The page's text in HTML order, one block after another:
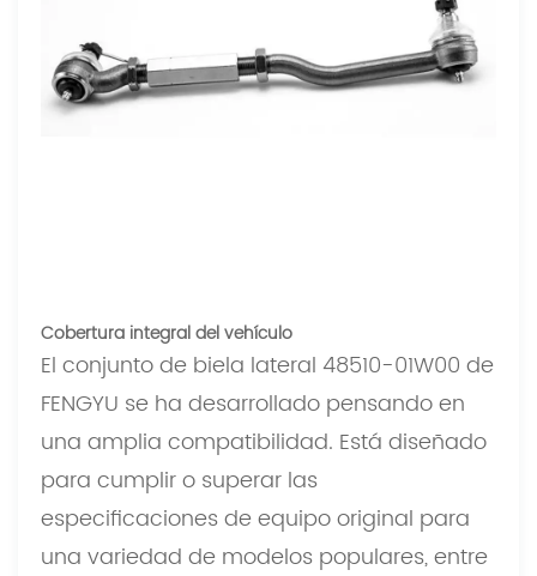
Cobertura integral del vehículo
El conjunto de biela lateral 48510-01W00 de
FENGYU se ha desarrollado pensando en
una amplia compatibilidad. Está diseñado
para cumplir o superar las
especificaciones de equipo original para
una variedad de modelos populares, entre